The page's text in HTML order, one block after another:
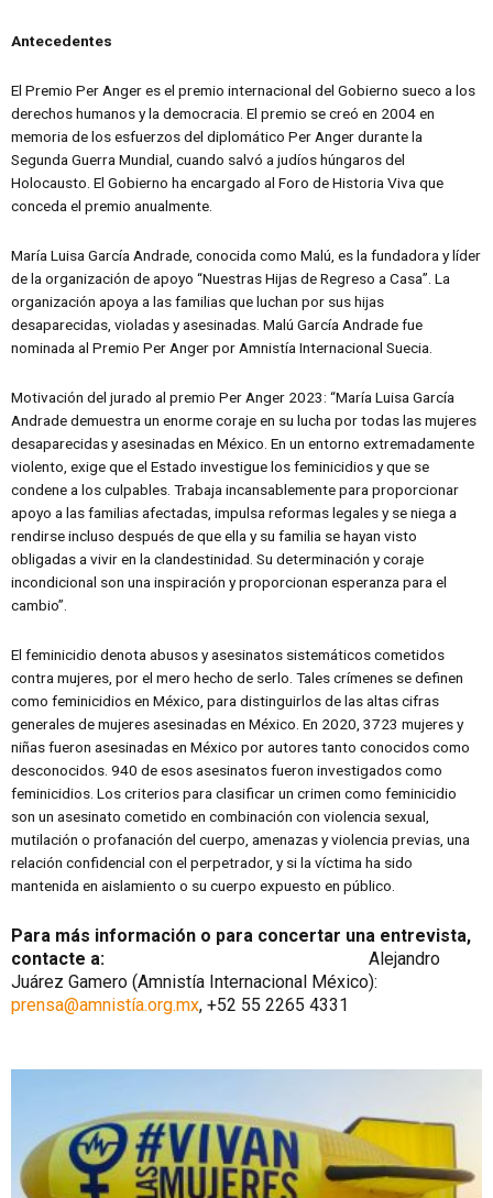
Antecedentes
El Premio Per Anger es el premio internacional del Gobierno sueco a los
derechos humanos y la democracia. El premio se creó en 2004 en
memoria de los esfuerzos del diplomático Per Anger durante la
Segunda Guerra Mundial, cuando salvó a judíos húngaros del
Holocausto. El Gobierno ha encargado al Foro de Historia Viva que
conceda el premio anualmente.
María Luisa García Andrade, conocida como Malú, es la fundadora y líder
de la organización de apoyo “Nuestras Hijas de Regreso a Casa”. La
organización apoya a las familias que luchan por sus hijas
desaparecidas, violadas y asesinadas. Malú García Andrade fue
nominada al Premio Per Anger por Amnistía Internacional Suecia.
Motivación del jurado al premio Per Anger 2023: “María Luisa García
Andrade demuestra un enorme coraje en su lucha por todas las mujeres
desaparecidas y asesinadas en México. En un entorno extremadamente
violento, exige que el Estado investigue los feminicidios y que se
condene a los culpables. Trabaja incansablemente para proporcionar
apoyo a las familias afectadas, impulsa reformas legales y se niega a
rendirse incluso después de que ella y su familia se hayan visto
obligadas a vivir en la clandestinidad. Su determinación y coraje
incondicional son una inspiración y proporcionan esperanza para el
cambio”.
El feminicidio denota abusos y asesinatos sistemáticos cometidos
contra mujeres, por el mero hecho de serlo. Tales crímenes se definen
como feminicidios en México, para distinguirlos de las altas cifras
generales de mujeres asesinadas en México. En 2020, 3723 mujeres y
niñas fueron asesinadas en México por autores tanto conocidos como
desconocidos. 940 de esos asesinatos fueron investigados como
feminicidios. Los criterios para clasificar un crimen como feminicidio
son un asesinato cometido en combinación con violencia sexual,
mutilación o profanación del cuerpo, amenazas y violencia previas, una
relación confidencial con el perpetrador, y si la víctima ha sido
mantenida en aislamiento o su cuerpo expuesto en público.
Para más información o para concertar una entrevista,
contacte a: Alejandro
Juárez Gamero (Amnistía Internacional México):
prensa@amnistía.org.mx, +52 55 2265 4331